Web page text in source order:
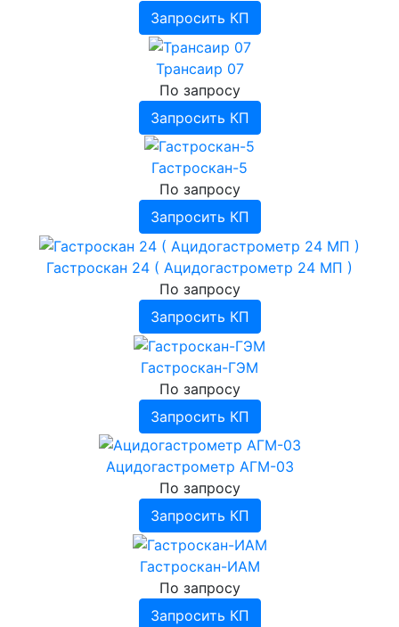
Запросить КП
Трансаир 07
По запросу
Запросить КП
Гастроскан-5
По запросу
Запросить КП
Гастроскан 24 ( Ацидогастрометр 24 МП )
По запросу
Запросить КП
Гастроскан-ГЭМ
По запросу
Запросить КП
Ацидогастрометр АГМ-03
По запросу
Запросить КП
Гастроскан-ИАМ
По запросу
Запросить КП